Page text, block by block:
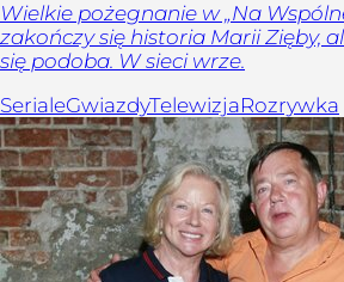
Wielkie pożegnanie w „Na
zakończy się historia Marii Zięby,
się podoba. W sieci wrze.
SerialeGwiazdyTelewizjaRozrywka